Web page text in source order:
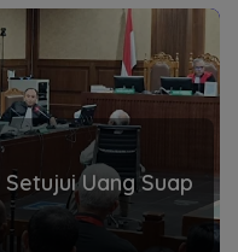
Uang Suap